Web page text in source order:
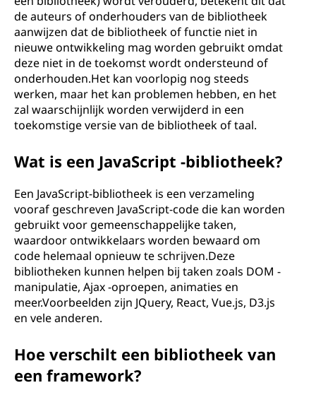
de auteurs of onderhouders van de bibliotheek
aanwijzen dat de bibliotheek of functie niet in
nieuwe ontwikkeling mag worden gebruikt omdat
deze niet in de toekomst wordt ondersteund of
onderhouden.Het kan voorlopig nog steeds
werken, maar het kan problemen hebben, en het
zal waarschijnlijk worden verwijderd in een
toekomstige versie van de bibliotheek of taal.
Wat is een JavaScript -bibliotheek?
Een JavaScript-bibliotheek is een verzameling
vooraf geschreven JavaScript-code die kan worden
gebruikt voor gemeenschappelijke taken,
waardoor ontwikkelaars worden bewaard om
code helemaal opnieuw te schrijven.Deze
bibliotheken kunnen helpen bij taken zoals DOM -
manipulatie, Ajax -oproepen, animaties en
meer.Voorbeelden zijn JQuery, React, Vue.js, D3.js
en vele anderen.
Hoe verschilt een bibliotheek van
een framework?